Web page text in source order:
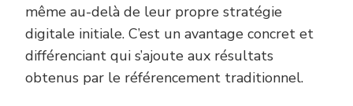
même au-delà de leur propre stratégie
digitale initiale. C’est un avantage concret et
différenciant qui s’ajoute aux résultats
obtenus par le référencement traditionnel.